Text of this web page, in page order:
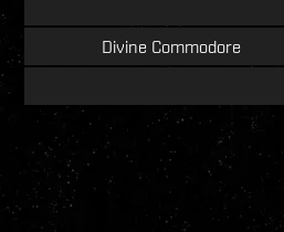
Divine Commodore